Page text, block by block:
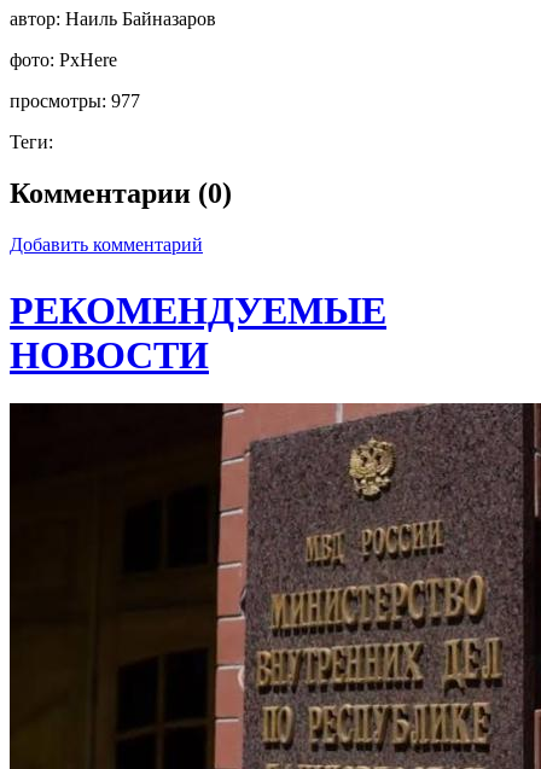
автор: Наиль Байназаров
фото: PxHere
просмотры: 977
Теги:
Комментарии (0)
Добавить комментарий
РЕКОМЕНДУЕМЫЕ
НОВОСТИ